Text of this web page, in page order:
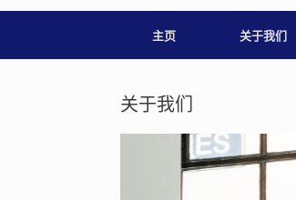
主页 关于我们
关于我们